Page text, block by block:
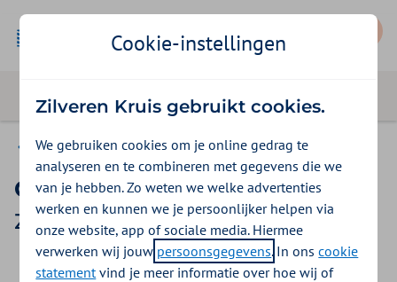
Vergoedingen
Orthodontie tot 18 jaar
Zilveren Kruis vergoeding 2026
2025 2026
Cookie-instellingen
Zilveren Kruis gebruikt cookies.
We gebruiken cookies om je online gedrag te
analyseren en te combineren met gegevens die we
van je hebben. Zo weten we welke advertenties
werken en kunnen we je persoonlijker helpen via
onze website, app of sociale media. Hiermee
verwerken wij jouw persoonsgegevens. In onscookie
statementvind je meer informatie over hoe wij of